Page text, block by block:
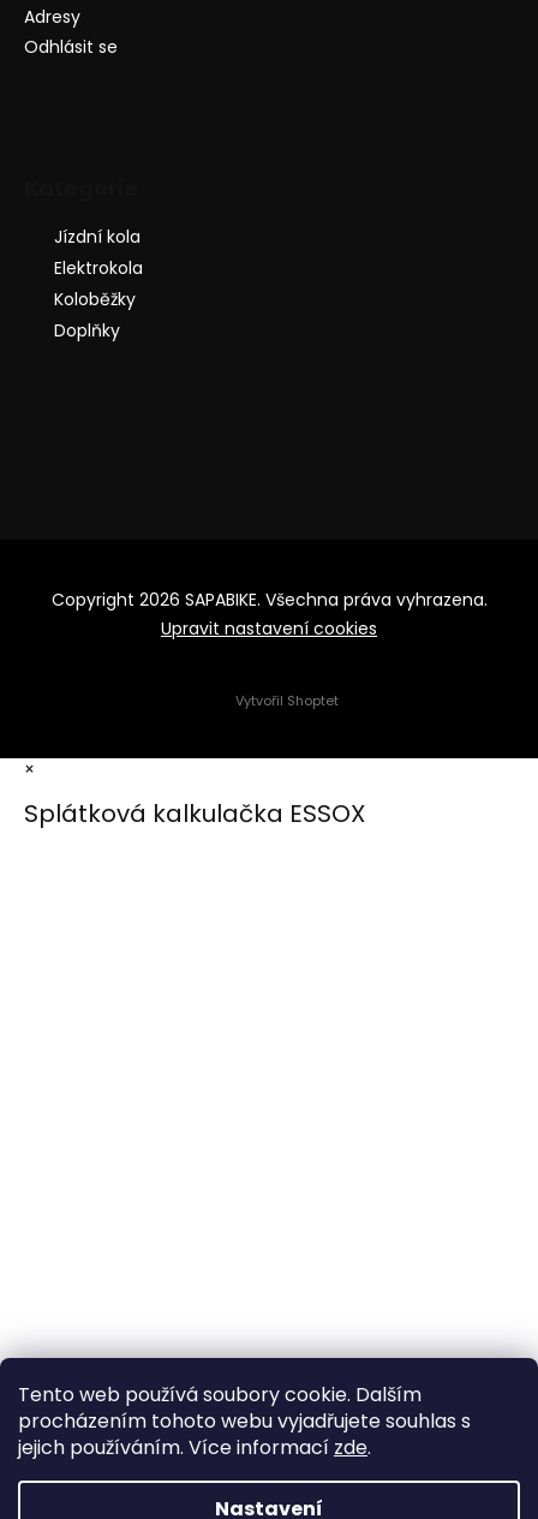
Tento web používá soubory cookie. Dalším
procházením tohoto webu vyjadřujete souhlas s
jejich používáním. Více informací zde.
Nastavení
Adresy
Odhlásit se
Jízdní kola
Elektrokola
Koloběžky
Doplňky
Vytvořil Shoptet
Copyright 2026 SAPABIKE. Všechna práva vyhrazena.
Upravit nastavení cookies
×
Splátková kalkulačka ESSOX